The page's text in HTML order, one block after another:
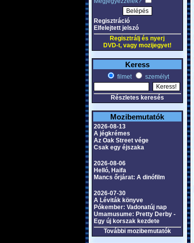
Regisztráció
Elfelejtett jelszó
Regisztrálj és nyerj
DVD-t, vagy mozijegyet!
Keress
filmet személyt
Részletes keresés
Mozibemutatók
2026-08-13
A jégkrémes
Az Oak Street vége
Csak egy éjszaka
2026-08-06
Helló, Haifa
Mancs őrjárat: A dinófilm
2026-07-30
A Léviták könyve
Pókember: Vadonatúj nap
Umamusume: Pretty Derby -
Egy új korszak kezdete
További mozibemutatók